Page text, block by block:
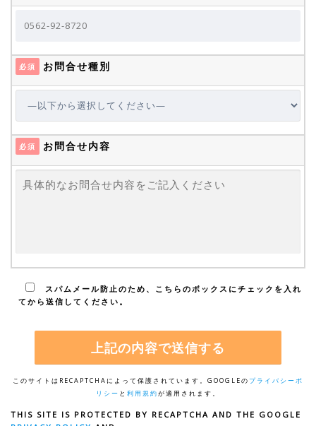
必須 お問合せ種別
必須 お問合せ内容
スパムメール防止のため、こちらのボックスにチェックを入れ
てから送信してください。
このサイトはRECAPTCHAによって保護されています。GOOGLEのプライバシーポ
リシー と 利用規約が適用されます。
THIS SITE IS PROTECTED BY RECAPTCHA AND THE GOOGLE